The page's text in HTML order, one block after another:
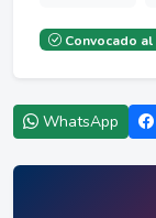
Convocado al
WhatsApp